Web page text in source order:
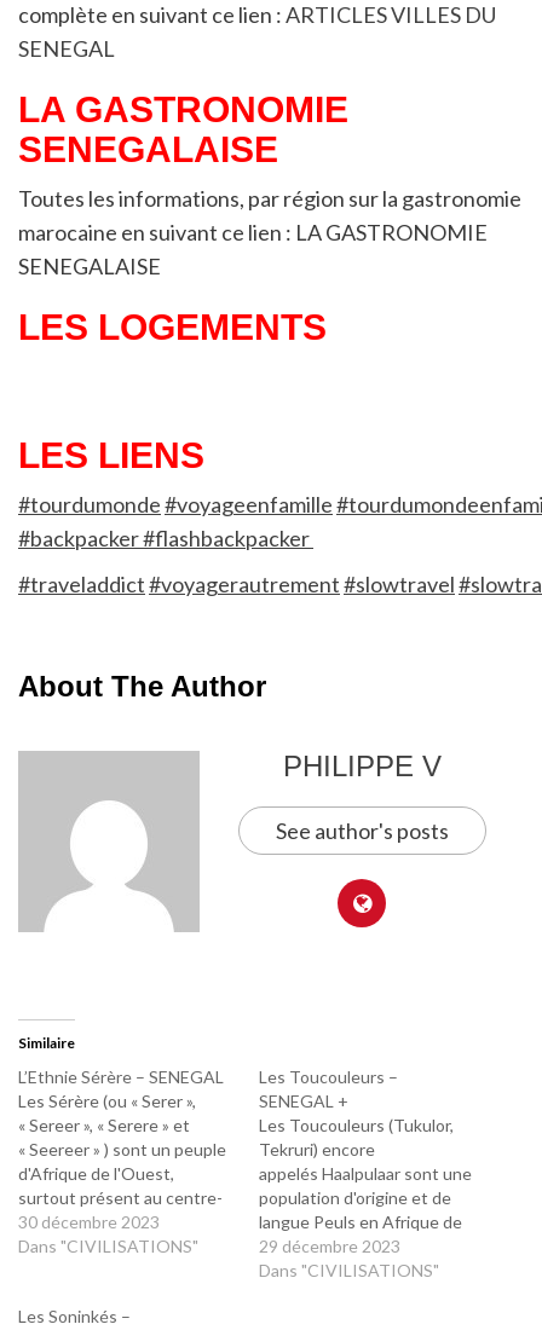
complète en suivant ce lien :ARTICLES VILLES DU
SENEGAL
LA GASTRONOMIE
SENEGALAISE
Toutes les informations, par région sur la gastronomie
marocaine en suivant ce lien : LA GASTRONOMIE
SENEGALAISE
LES LOGEMENTS
LES LIENS
#tourdumonde#voyageenfamille
#backpacker #flashbackpacker
#traveladdict#voyagerautrement#slowtravel
About The Author
PHILIPPE V
See author's posts
Similaire
L’Ethnie Sérère – SENEGAL
Les Sérère (ou « Serer »,
« Sereer », « Serere » et
« Seereer » ) sont un peuple
d'Afrique de l'Ouest,
surtout présent au centre-
ouest du Sénégal, du sud de
la région de Dakar jusqu'à la
troisième ethnie du Sénégal,
30 décembre 2023
Dans "CIVILISATIONS"
Les Toucouleurs –
SENEGAL +
Les Toucouleurs (Tukulor,
Tekruri) encore
appelés Haalpulaar sont une
population d'origine et de
langue Peuls en Afrique de
l'Ouest, vivant
principalement dans le nord
29 décembre 2023
Dans "CIVILISATIONS"
Les Soninkés –